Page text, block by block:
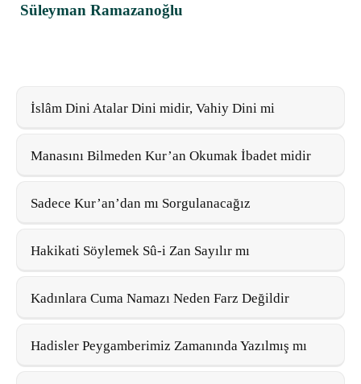
Süleyman Ramazanoğlu
İslâm Dini Atalar Dini midir, Vahiy Dini mi
Manasını Bilmeden Kur’an Okumak İbadet midir
Sadece Kur’an’dan mı Sorgulanacağız
Hakikati Söylemek Sû-i Zan Sayılır mı
Kadınlara Cuma Namazı Neden Farz Değildir
Hadisler Peygamberimiz Zamanında Yazılmış mı